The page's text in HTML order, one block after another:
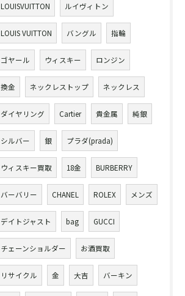
LOUISVUITTON ルイヴィトン
LOUIS VUITTON バングル 指輪
ゴヤール ウィスキー ロンジン
換金 ネックレストップ ネックレス
ダイヤリング Cartier 貴金属 純銀
シルバー 銀 プラダ(prada)
ウィスキー買取 18金 BURBERRY
バーバリー CHANEL ROLEX メンズ
デイトジャスト bag GUCCI
チェーンショルダー お酒買取
リサイクル 金 大吉 バーキン